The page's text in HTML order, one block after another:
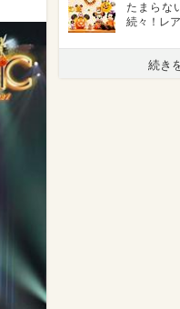
たまらな
続々！レ
続き